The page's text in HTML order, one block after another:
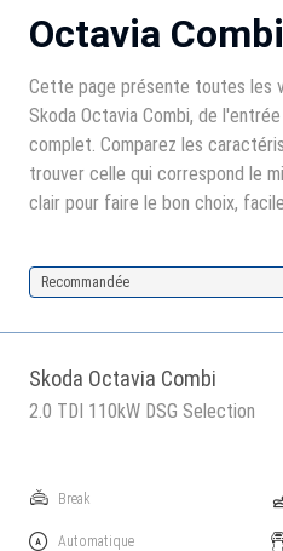
Octavia Combi
Cette page présente toutes les
Skoda Octavia Combi, de
complet. Comparez les
trouver celle qui correspond le
clair pour faire le bon choix,
Recommandée
Skoda Octavia Combi
2.0 TDI 110kW DSG Selection
Break
Automatique